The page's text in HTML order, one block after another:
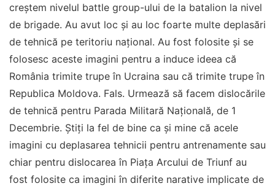
creştem nivelul battle group-ului de la batalion la nivel
de brigade. Au avut loc şi au loc foarte multe deplasări
de tehnică pe teritoriu naţional. Au fost folosite şi se
folosesc aceste imagini pentru a induce ideea că
România trimite trupe în Ucraina sau că trimite trupe în
Republica Moldova. Fals. Urmează să facem dislocările
de tehnică pentru Parada Militară Naţională, de 1
Decembrie. Ştiţi la fel de bine ca şi mine că acele
imagini cu deplasarea tehnicii pentru antrenamente sau
chiar pentru dislocarea în Piaţa Arcului de Triunf au
fost folosite ca imagini în diferite narative implicate de